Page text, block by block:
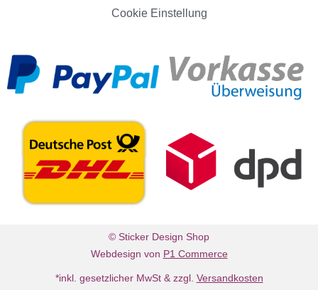
Cookie Einstellung
© Sticker Design Shop
Webdesign von P1 Commerce
*inkl. gesetzlicher MwSt & zzgl. Versandkosten